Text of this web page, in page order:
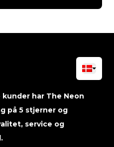
har The Neon
på 5 stjerner og
service og